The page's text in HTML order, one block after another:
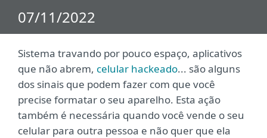
07/11/2022
Sistema travando por pouco espaço, aplicativos
que não abrem, celular hackeado... são alguns
dos sinais que podem fazer com que você
precise formatar o seu aparelho. Esta ação
também é necessária quando você vende o seu
celular para outra pessoa e não quer que ela